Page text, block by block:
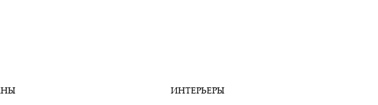
ИНТЕРЬЕРЫ